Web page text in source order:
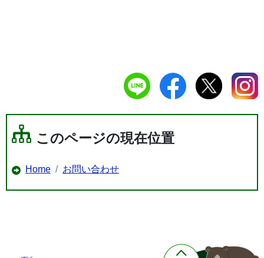
このページの現在位置
Home お問い合わせ